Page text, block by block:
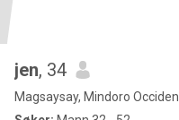
jen, 34
Magsaysay, Mindoro